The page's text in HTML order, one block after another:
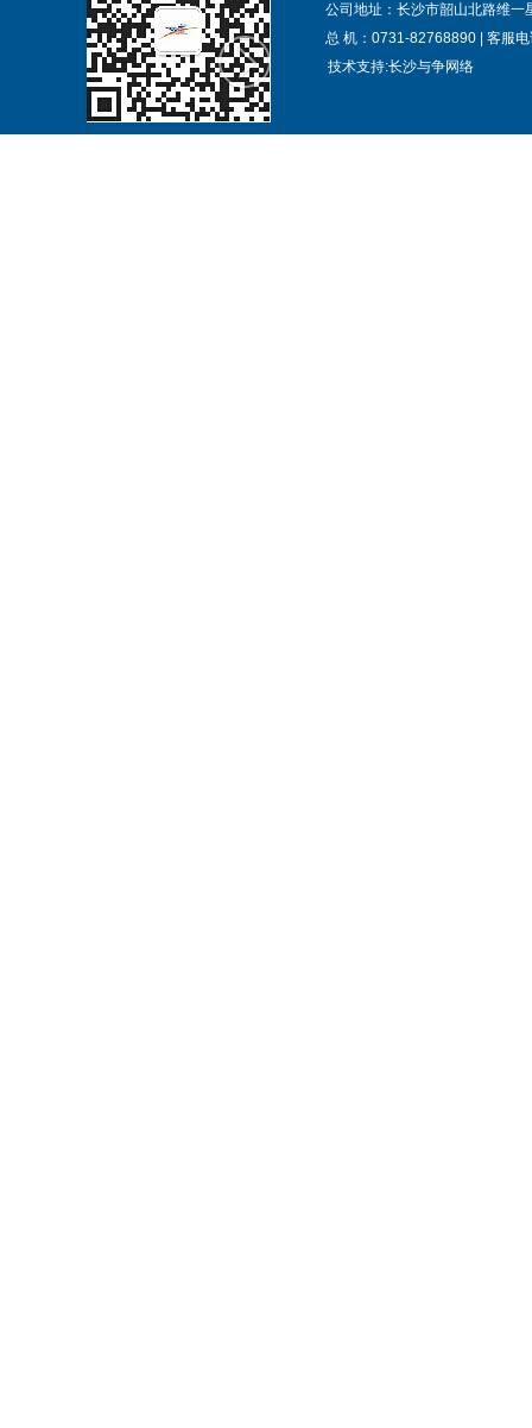
公司地址：长沙市韶山北路维一
总 机：0731-82768890 | 客服
技术支持:长沙与争网络